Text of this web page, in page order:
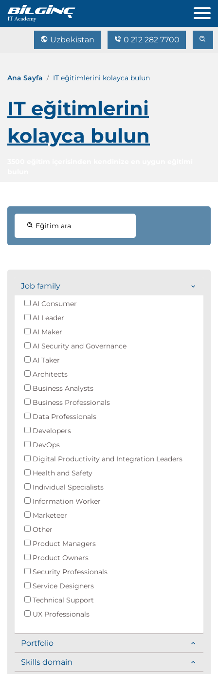
Uzbekistan 0 212 282 7700
Ana Sayfa IT eğitimlerini kolayca bulun
IT eğitimlerini
kolayca bulun
Eğitim ara
Job family
AI Consumer
AI Leader
AI Maker
AI Security and Governance
AI Taker
Architects
Business Analysts
Business Professionals
Data Professionals
Developers
DevOps
Digital Productivity and Integration Leaders
Health and Safety
Individual Specialists
Information Worker
Marketeer
Other
Product Managers
Product Owners
Security Professionals
Service Designers
Technical Support
UX Professionals
Portfolio
Skills domain